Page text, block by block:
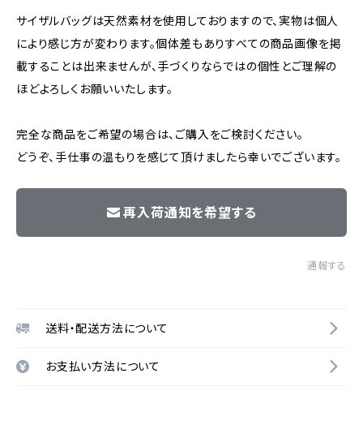
サイザルバッグは天然素材を使用しておりますので、実物は個人
により感じ方が変わります。個体差もありすべての商品画像を掲
載することは出来ませんが、手づくりならではの個性とご理解の
ほどよろしくお願いいたします。
完全な商品をご希望の場合は、ご購入をご検討ください。
どうぞ、手仕事の温もりを感じて頂けましたら幸いでございます。
再入荷通知を希望する
通報する
送料・配送方法について
お支払い方法について